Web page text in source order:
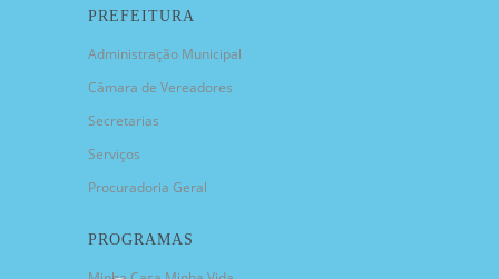
PREFEITURA
Administração Municipal
Câmara de Vereadores
Secretarias
Serviços
Procuradoria Geral
PROGRAMAS